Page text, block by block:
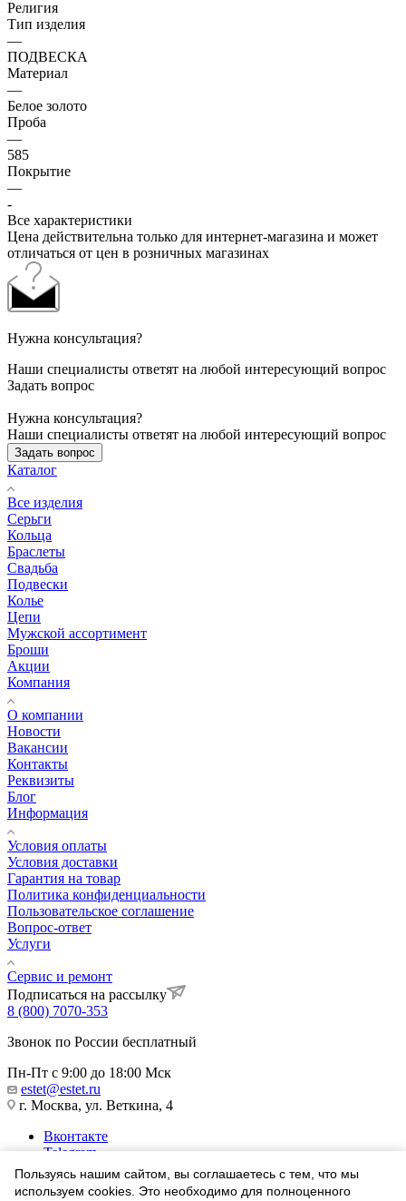
Религия
Тип изделия
—
ПОДВЕСКА
Материал
—
Белое золото
Проба
—
585
Покрытие
—
-
Все характеристики
Цена действительна только для интернет-магазина и может
отличаться от цен в розничных магазинах
Нужна консультация?
Наши специалисты ответят на любой интересующий вопрос
Задать вопрос
Нужна консультация?
Наши специалисты ответят на любой интересующий вопрос
Задать вопрос
Каталог
Все изделия
Серьги
Кольца
Браслеты
Свадьба
Подвески
Колье
Цепи
Мужской ассортимент
Броши
Акции
Компания
О компании
Новости
Вакансии
Контакты
Реквизиты
Блог
Информация
Условия оплаты
Условия доставки
Гарантия на товар
Политика конфиденциальности
Пользовательское соглашение
Вопрос-ответ
Услуги
Сервис и ремонт
Подписаться на рассылку
8 (800) 7070-353
Звонок по России бесплатный
Пн-Пт с 9:00 до 18:00 Мск
estet@estet.ru
г. Москва, ул. Веткина, 4
Вконтакте
Telegram
Одноклассники
WhatsApp
Пользуясь нашим сайтом, вы соглашаетесь с тем, что мы
используем cookies. Это необходимо для полноценного